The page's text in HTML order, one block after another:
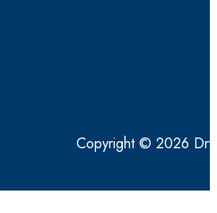
Copyright © 2026